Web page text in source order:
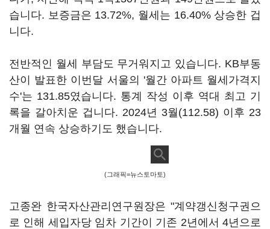
습니다. 보증금은 13.72%, 월세는 16.40% 상승한 겁
니다.
전반적인 월세 부담도 무거워지고 있습니다. KB부동
산이 발표한 이번달 서울의 '월간 아파트 월세가격지
수'는 131.85였습니다. 통계 작성 이후 역대 최고 기
록을 갈아치운 겁니다. 2024년 3월(112.58) 이후 23
개월 연속 상승하기도 했습니다.
(그래픽=뉴스토마토)
고종완 한국자산관리연구원장은 "계약갱신청구권으
로 인해 세입자당 임차 기간이 기존 2년에서 4년으로